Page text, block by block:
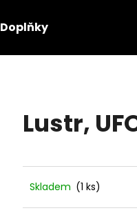
Doplňky
Lustr,
Skladem (1 ks)
HLEDAT